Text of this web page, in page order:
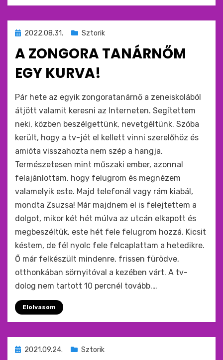
Beküldve
:
2022.08.31. Sztorik
A ZONGORA TANÁRNŐM
EGY KURVA!
by monkey
Pár hete az egyik zongoratanárnő a zeneiskolából
átjött valamit keresni az Interneten. Segítettem
neki, közben beszélgettünk, nevetgéltünk. Szóba
került, hogy a tv-jét el kellett vinni szerelőhöz és
amióta visszahozta nem szép a hangja.
Természetesen mint műszaki ember, azonnal
felajánlottam, hogy felugrom és megnézem
valamelyik este. Majd telefonál vagy rám kiabál,
mondta Zsuzsa! Már majdnem el is felejtettem a
dolgot, mikor két hét múlva az utcán elkapott és
megbeszéltük, este hét fele felugrom hozzá. Kicsit
késtem, de fél nyolc fele felcaplattam a hetedikre.
Ő már felkészült mindenre, frissen fürödve,
otthonkában sörnyitóval a kezében várt. A tv-
dolog nem tartott 10 percnél tovább.…
Elolvasom
Beküldve
2021.09.24. Sztorik